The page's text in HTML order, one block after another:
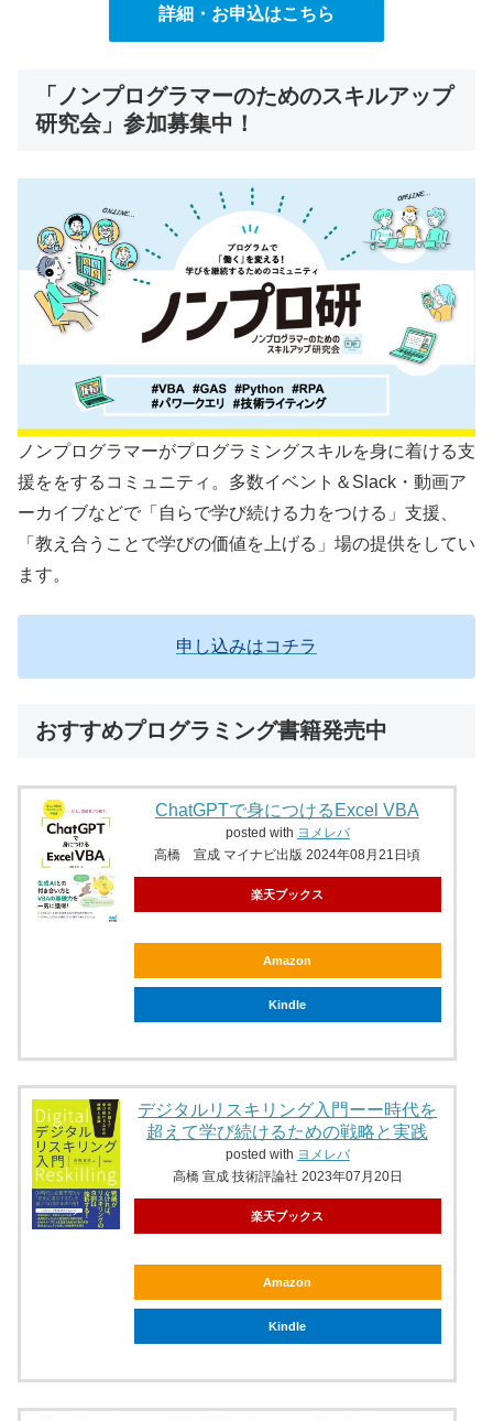
詳細・お申込はこちら
「ノンプログラマーのためのスキルアップ
研究会」参加募集中！
ノンプログラマーがプログラミングスキルを身に着ける支
援ををするコミュニティ。多数イベント＆Slack・動画ア
ーカイブなどで「自らで学び続ける力をつける」支援、
「教え合うことで学びの価値を上げる」場の提供をしてい
ます。
申し込みはコチラ
おすすめプログラミング書籍発売中
ChatGPTで身につけるExcel VBA
posted with ヨメレバ
高橋 宣成 マイナビ出版 2024年08月21日頃
楽天ブックス
Amazon
Kindle
デジタルリスキリング入門ーー時代を
超えて学び続けるための戦略と実践
posted with ヨメレバ
高橋 宣成 技術評論社 2023年07月20日
楽天ブックス
Amazon
Kindle